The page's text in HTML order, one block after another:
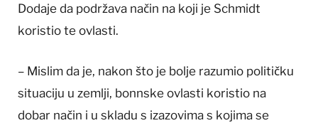
Dodaje da podržava način na koji je Schmidt
koristio te ovlasti.
– Mislim da je, nakon što je bolje razumio političku
situaciju u zemlji, bonnske ovlasti koristio na
dobar način i u skladu s izazovima s kojima se